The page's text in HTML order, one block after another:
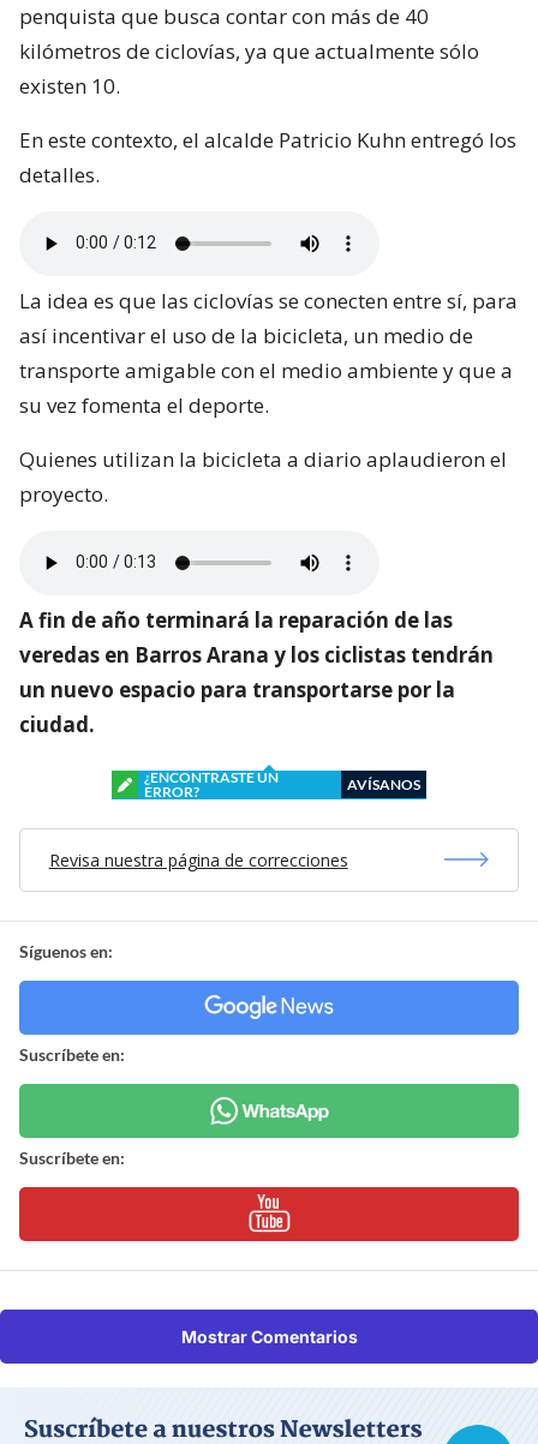
penquista que busca contar con más de 40
kilómetros de ciclovías, ya que actualmente sólo
existen 10.
En este contexto, el alcalde Patricio Kuhn entregó los
detalles.
La idea es que las ciclovías se conecten entre sí, para
así incentivar el uso de la bicicleta, un medio de
transporte amigable con el medio ambiente y que a
su vez fomenta el deporte.
Quienes utilizan la bicicleta a diario aplaudieron el
proyecto.
A fin de año terminará la reparación de las
veredas en Barros Arana y los ciclistas tendrán
un nuevo espacio para transportarse por la
ciudad.
¿ENCONTRASTE UN
ERROR?
AVÍSANOS
Revisa nuestra página de correcciones
Síguenos en:
Suscríbete en:
Suscríbete en:
Mostrar Comentarios